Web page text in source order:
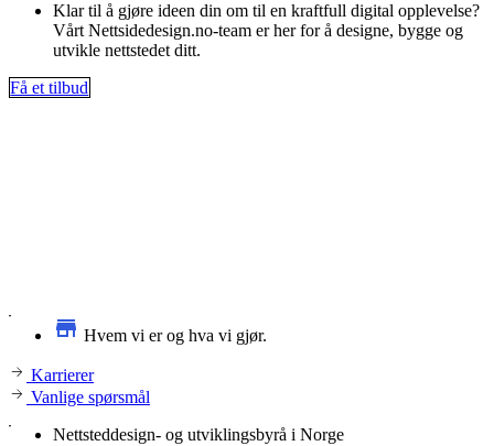
Klar til å gjøre ideen din om til en kraftfull digital opplevelse?
Vårt Nettsidedesign.no-team er her for å designe, bygge og
utvikle nettstedet ditt.
Få et tilbud
Hvem vi er og hva vi gjør.
Karrierer
Vanlige spørsmål
Nettsteddesign- og utviklingsbyrå i Norge